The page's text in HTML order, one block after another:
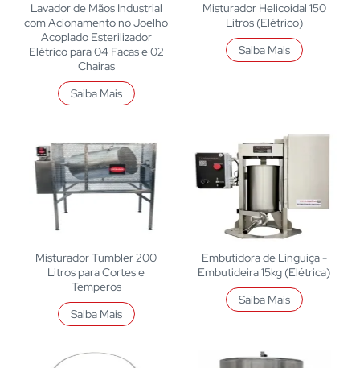
Lavador de Mãos Industrial
com Acionamento no Joelho
Acoplado Esterilizador
Elétrico para 04 Facas e 02
Chairas
Saiba Mais
Misturador Helicoidal 150
Litros (Elétrico)
Saiba Mais
Misturador Tumbler 200
Litros para Cortes e
Temperos
Saiba Mais
Embutidora de Linguiça -
Embutideira 15kg (Elétrica)
Saiba Mais